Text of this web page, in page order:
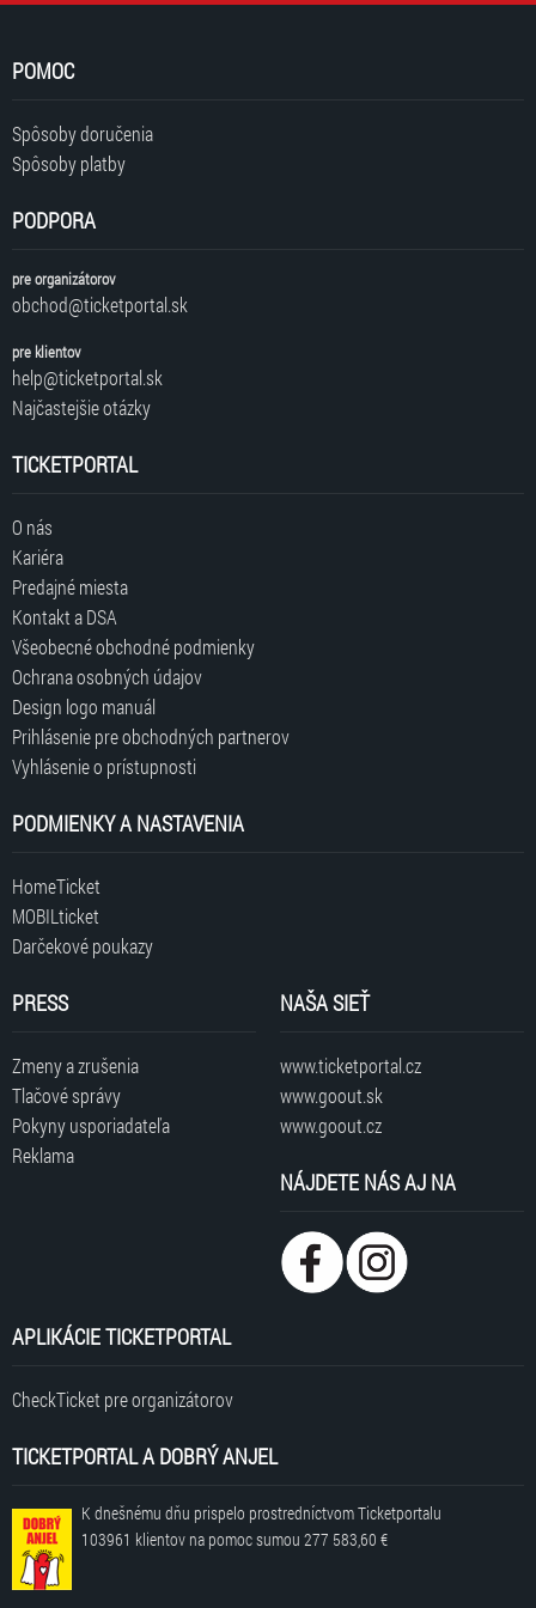
POMOC
Spôsoby doručenia
Spôsoby platby
PODPORA
pre organizátorov
obchod@ticketportal.sk
pre klientov
help@ticketportal.sk
Najčastejšie otázky
TICKETPORTAL
O nás
Kariéra
Predajné miesta
Kontakt a DSA
Všeobecné obchodné podmienky
Ochrana osobných údajov
Design logo manuál
Prihlásenie pre obchodných partnerov
Vyhlásenie o prístupnosti
PODMIENKY A NASTAVENIA
HomeTicket
MOBILticket
Darčekové poukazy
PRESS
Zmeny a zrušenia
Tlačové správy
Pokyny usporiadateľa
Reklama
NAŠA SIEŤ
www.ticketportal.cz
www.goout.sk
www.goout.cz
NÁJDETE NÁS AJ NA
APLIKÁCIE TICKETPORTAL
CheckTicket pre organizátorov
TICKETPORTAL A DOBRÝ ANJEL
K dnešnému dňu prispelo prostredníctvom Ticketportalu
103961 klientov na pomoc sumou 277 583,60 €